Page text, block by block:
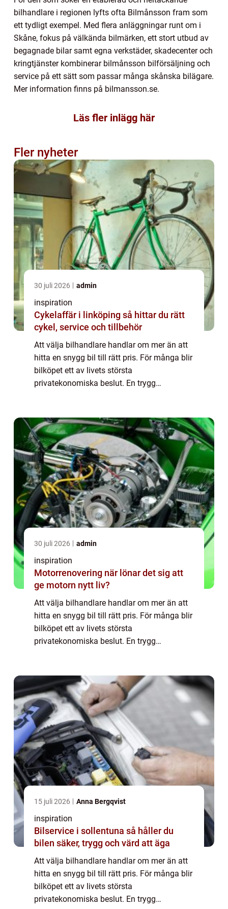
bilhandlare i regionen lyfts ofta Bilmånsson fram som
ett tydligt exempel. Med flera anläggningar runt om i
Skåne, fokus på välkända bilmärken, ett stort utbud av
begagnade bilar samt egna verkstäder, skadecenter och
kringtjänster kombinerar bilmånsson bilförsäljning och
service på ett sätt som passar många skånska bilägare.
Mer information finns på bilmansson.se.
Läs fler inlägg här
Fler nyheter
30 juli 2026 admin
inspiration
Cykelaffär i linköping så hittar du rätt
cykel, service och tillbehör
Att välja bilhandlare handlar om mer än att
hitta en snygg bil till rätt pris. För många blir
bilköpet ett av livets största
privatekonomiska beslut. En trygg
30 juli 2026 admin
inspiration
Motorrenovering när lönar det sig att
ge motorn nytt liv?
Att välja bilhandlare handlar om mer än att
hitta en snygg bil till rätt pris. För många blir
bilköpet ett av livets största
privatekonomiska beslut. En trygg
15 juli 2026 Anna Bergqvist
inspiration
Bilservice i sollentuna så håller du
bilen säker, trygg och värd att äga
Att välja bilhandlare handlar om mer än att
hitta en snygg bil till rätt pris. För många blir
bilköpet ett av livets största
privatekonomiska beslut. En trygg